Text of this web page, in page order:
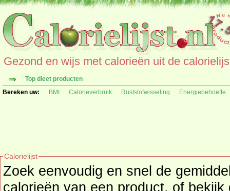
Gezond en wijs met calorieën uit de
Top dieet producten
Bereken uw:
BMI Calorieverbruik Ruststofwisseling Energiebehoefte
Calorielijst
Zoek eenvoudig en snel de
calorieën van een product, of